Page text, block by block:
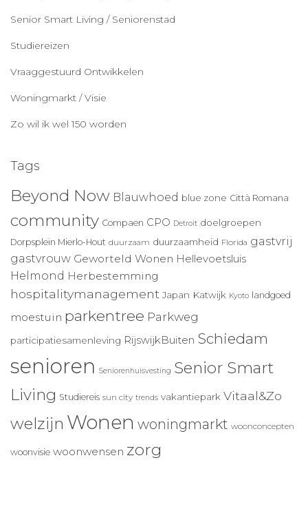
Senior Smart Living / Seniorenstad
Studiereizen
Vraaggestuurd Ontwikkelen
Woningmarkt / Visie
Zo wil ik wel 150 worden
Tags
Beyond Now Blauwhoed blue zone Città Romana
community Compaen CPO Detroit doelgroepen
Dorpsplein Mierlo-Hout duurzaam duurzaamheid Florida gastvrij
gastvrouw Geworteld Wonen Hellevoetsluis
Helmond Herbestemming
hospitalitymanagement Japan Katwijk Kyoto landgoed
moestuin parkentree Parkweg
participatiesamenleving RijswijkBuiten Schiedam
senioren Seniorenhuisvesting Senior Smart
Living Studiereis sun city trends vakantiepark Vitaal&Zo
welzijn Wonen woningmarkt woonconcepten
woonvisie woonwensen zorg